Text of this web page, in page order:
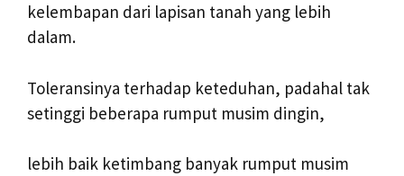
kelembapan dari lapisan tanah yang lebih
dalam.
Toleransinya terhadap keteduhan, padahal tak
setinggi beberapa rumput musim dingin,
lebih baik ketimbang banyak rumput musim